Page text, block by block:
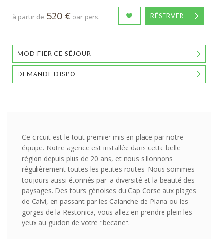
à partir de 520 € par pers. RÉSERVER
MODIFIER CE SÉJOUR
DEMANDE DISPO
Ce circuit est le tout premier mis en place par notre
équipe. Notre agence est installée dans cette belle
région depuis plus de 20 ans, et nous sillonnons
régulièrement toutes les petites routes. Nous sommes
toujours aussi étonnés par la diversité et la beauté des
paysages. Des tours génoises du Cap Corse aux plages
de Calvi, en passant par les Calanche de Piana ou les
gorges de la Restonica, vous allez en prendre plein les
yeux au guidon de votre "bécane".